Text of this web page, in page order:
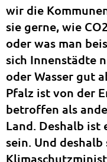
wir die
sie gerne, wie
oder was man
sich Innenstädte
oder Wasser gut
Pfalz ist von der
betroffen als
Land. Deshalb ist
sein. Und